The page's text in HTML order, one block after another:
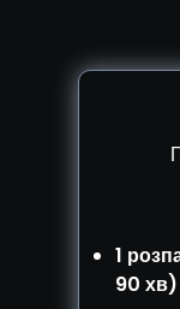
1
90 хв)